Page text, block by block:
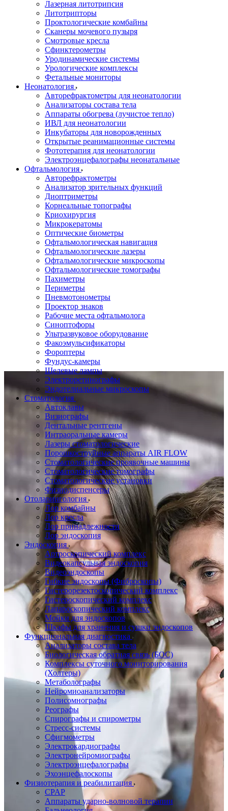
Лазерная литотрипсия
Литотрипторы
Проктологические комбайны
Сканеры мочевого пузыря
Смотровые кресла
Сфинктерометры
Уродинамические системы
Урологические комплексы
Фетальные мониторы
Неонатология
Авторефрактометры для неонатологии
Анализаторы состава тела
Аппараты обогрева (лучистое тепло)
ИВЛ для неонатологии
Инкубаторы для новорожденных
Открытые реанимационные системы
Фототерапия для неонатологии
Электроэнцефалографы неонатальные
Офтальмология
Авторефрактометры
Анализатор зрительных функций
Диоптриметры
Корнеальные топографы
Криохирургия
Микрокератомы
Оптические биометры
Офтальмологическая навигация
Офтальмологические лазеры
Офтальмологические микроскопы
Офтальмологические томографы
Пахиметры
Периметры
Пневмотонометры
Проектор знаков
Рабочие места офтальмолога
Синоптофоры
Ультразвуковое оборудование
Факоэмульсификаторы
Фороптеры
Фундус-камеры
Щелевые лампы
Электроретинографы
Эндотелиальные микроскопы
Стоматология
Автоклавы
Визиографы
Дентальные рентгены
Интраоральные камеры
Лазеры стоматологические
Порошкоструйные аппараты AIR FLOW
Стоматологические проявочные машины
Стоматологические томографы
Стоматологические установки
Физиодиспенсеры
Отоларингология
Лор комбайны
Лор кресла
Лор принадлежности
Лор эндоскопия
Эндоскопия
Артроскопический комплекс
Видеокапсульная эндоскопия
Видеоэндоскопы
Гибкие эндоскопы (Фиброcкопы)
Гистерорезектоскопический комплекс
Гистероскопический комплекс
Лапароскопический комплекс
Мойки для эндоскопов
Шкафы для хранения и сушки эндоскопов
Функциональная диагностика
Анализаторы состава тела
Биологическая обратная связь (БОС)
Комплексы суточного мониторирования
(Холтеры)
Метаболографы
Нейромиоанализаторы
Полисомнографы
Реографы
Спирографы и спирометры
Стресс-системы
Сфигмометры
Электрокардиографы
Электронейромиографы
Электроэнцефалографы
Эхоэнцефалоскопы
Физиотерапия и реабилитация
CPAP
Аппараты ударно-волновой терапии